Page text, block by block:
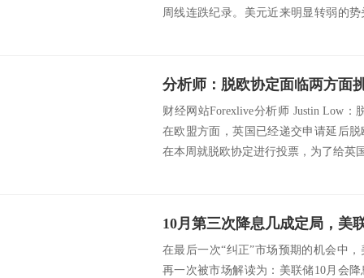
周线连跌纪录。美元近来明显转弱的
分析师：脱欧协定面临两方面
财经网站Forexlive分析师 Justin Low
在欧盟方面，英国已经递交申请延后
在本周就脱欧协定进行投票，为了给英
在最后一次“纠正”市场预期的机会中
再一次被市场解读为：美联储10月会